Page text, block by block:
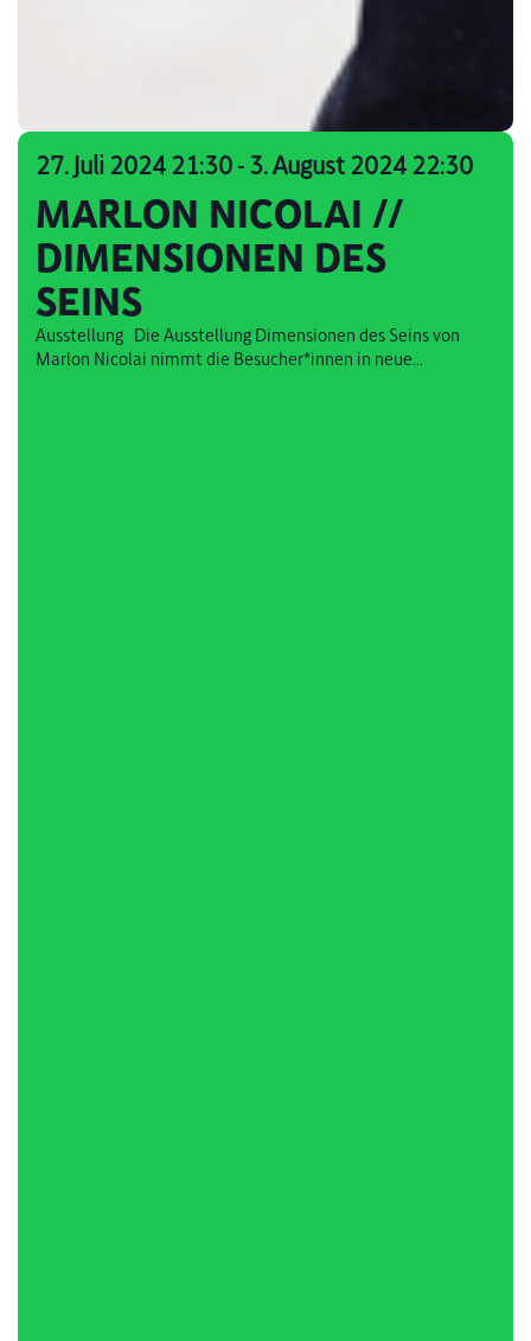
27. Juli 2024 21:30 - 3. August 2024 22:30
MARLON NICOLAI //
DIMENSIONEN DES
SEINS
Ausstellung Die Ausstellung Dimensionen des Seins von
Marlon Nicolai nimmt die Besucher*innen in neue...